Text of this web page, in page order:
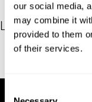
our social media,
may combine it
provided to them
of their services.
Les références
Woodcock, R. W.